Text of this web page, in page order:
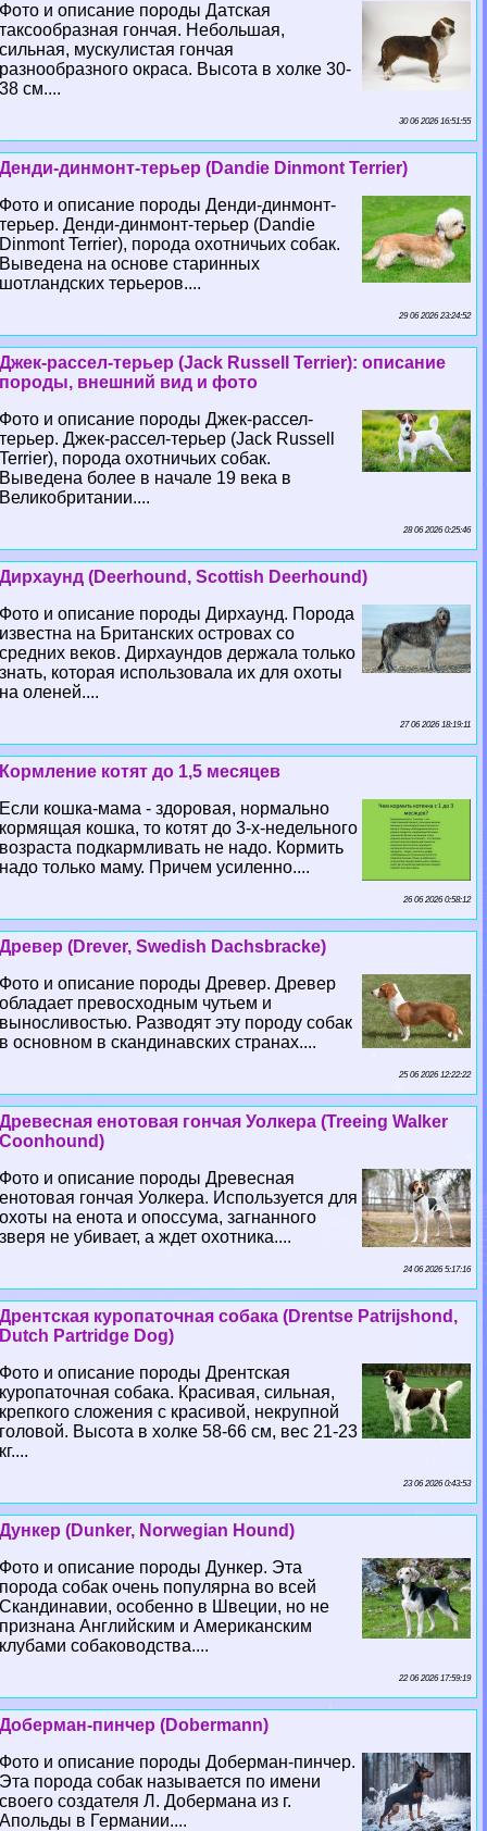
Фото и описание породы Датская
таксообразная гончая. Небольшая,
сильная, мускулистая гончая
разнообразного окраса. Высота в холке 30-
38 см....
30 06 2026 16:51:55
Денди-динмонт-терьер (Dandie Dinmont Terrier)
Фото и описание породы Денди-динмонт-
терьер. Денди-динмонт-терьер (Dandie
Dinmont Terrier), порода охотничьих собак.
Выведена на основе старинных
шотландских терьеров....
29 06 2026 23:24:52
Джек-рассел-терьер (Jack Russell Terrier): описание
породы, внешний вид и фото
Фото и описание породы Джек-рассел-
терьер. Джек-рассел-терьер (Jack Russell
Terrier), порода охотничьих собак.
Выведена более в начале 19 века в
Великобритании....
28 06 2026 0:25:46
Дирхаунд (Deerhound, Scottish Deerhound)
Фото и описание породы Дирхаунд. Порода
известна на Британских островах со
средних веков. Дирхаундов держала только
знать, которая использовала их для охоты
на оленей....
27 06 2026 18:19:11
Кормление котят до 1,5 месяцев
Если кошка-мама - здоровая, нормально
кормящая кошка, то котят до 3-х-недельного
возраста подкармливать не надо. Кормить
надо только маму. Причем усиленно....
26 06 2026 0:58:12
Древер (Drever, Swedish Dachsbracke)
Фото и описание породы Древер. Древер
обладает превосходным чутьем и
выносливостью. Разводят эту породу собак
в основном в скандинавских странах....
25 06 2026 12:22:22
Древесная енотовая гончая Уолкера (Treeing Walker
Coonhound)
Фото и описание породы Древесная
енотовая гончая Уолкера. Используется для
охоты на енота и опоссума, загнанного
зверя не убивает, а ждет охотника....
24 06 2026 5:17:16
Дрентская куропаточная собака (Drentse Patrijshond,
Dutch Partridge Dog)
Фото и описание породы Дрентская
куропаточная собака. Красивая, сильная,
крепкого сложения с красивой, некрупной
головой. Высота в холке 58-66 см, вес 21-23
кг....
23 06 2026 0:43:53
Дункер (Dunker, Norwegian Hound)
Фото и описание породы Дункер. Эта
порода собак очень популярна во всей
Скандинавии, особенно в Швеции, но не
признана Английским и Американским
клубами собаководства....
22 06 2026 17:59:19
Доберман-пинчер (Dobermann)
Фото и описание породы Доберман-пинчер.
Эта порода собак называется по имени
своего создателя Л. Добермана из г.
Апольды в Германии....